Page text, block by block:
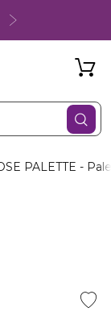
PALETTE -